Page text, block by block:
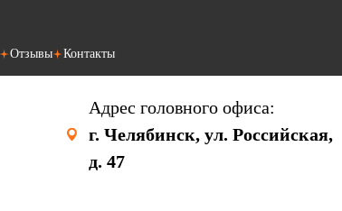
Отзывы Контакты
Адрес головного офиса:
г. Челябинск, ул. Российская,
д. 47